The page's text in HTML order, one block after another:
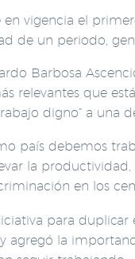
en vigencia el
de un periodo,
Barbosa
relevantes que
digno” a una
país debemos
la
en los
para
agregó la